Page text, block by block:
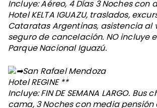
Incluye: Aéreo, 4 Días 3 Noches con
Hotel KELTA IGUAZU, traslados,
Cataratas Argentinas, asistencia al
seguro de cancelación. NO incluye
Parque Nacional Iguazú.
San Rafael Mendoza
Hotel REGINE **
Incluye: FIN DE SEMANA LARGO. Bus
cama, 3 Noches con media pensión